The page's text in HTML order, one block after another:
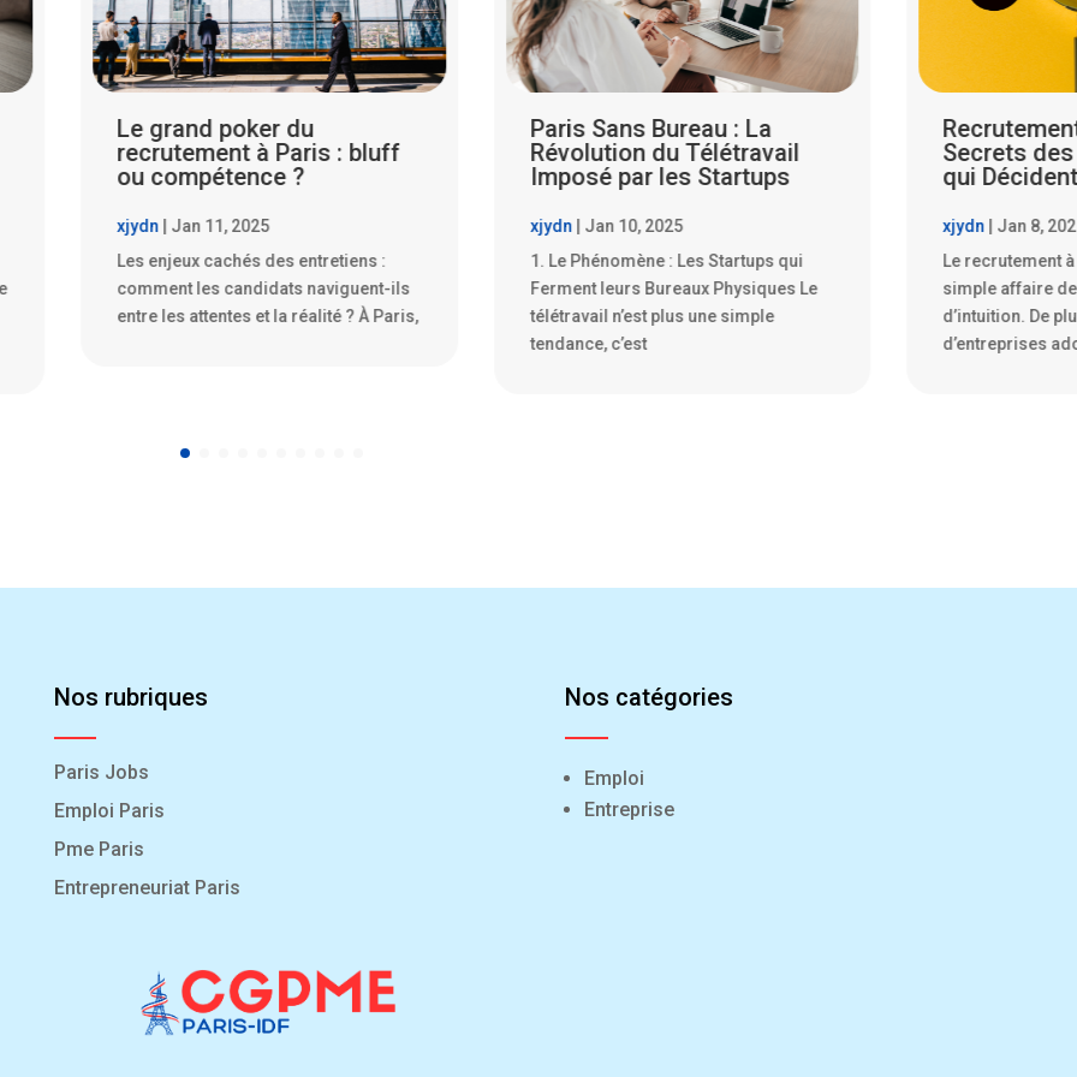
Paris Sans Bureau : La
Révolution du Télétravail
Imposé par les Startups
xjydn
Jan 10, 2025
1. Le Phénomène : Les Startups qui
Ferment leurs Bureaux Physiques Le
télétravail n’est plus une simple
Recrutement à Paris :
Secrets des Algorithmes
qui Décident pour Vous
xjydn
Jan 8, 2025
Le recrutement à Paris n’est plus une
simple affaire de ressenti et
d’intuition. De plus en plus
d’entreprises adoptent
Trouver un
après 40
impossible
xjydn
Jan 7,
Dans une ville
Paris, la
40 ans peut se
véritable
Nos rubriques
Paris Jobs
Emploi Paris
Pme Paris
Entrepreneuriat Paris
Nos catégories
Emploi
Entreprise